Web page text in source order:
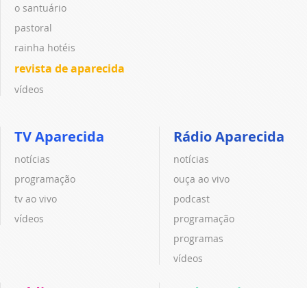
o santuário
pastoral
rainha hotéis
revista de aparecida
vídeos
TV Aparecida
notícias
programação
tv ao vivo
vídeos
Rádio Aparecida
notícias
ouça ao vivo
podcast
programação
programas
vídeos